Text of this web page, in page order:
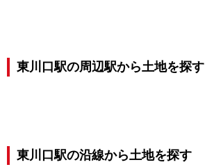
東川口駅の周辺駅から土地を探す
東川口駅の沿線から土地を探す